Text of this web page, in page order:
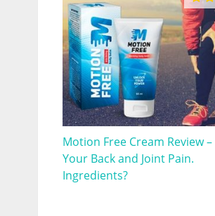
Motion Free Cream Review –
Your Back and Joint Pain.
Ingredients?